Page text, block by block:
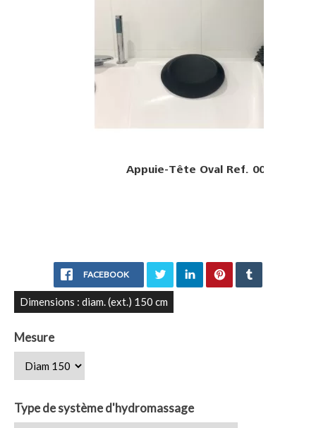
Appuie-Tête Oval Ref. 001
FACEBOOK
Dimensions : diam. (ext.) 150 cm
Mesure
Type de système d'hydromassage